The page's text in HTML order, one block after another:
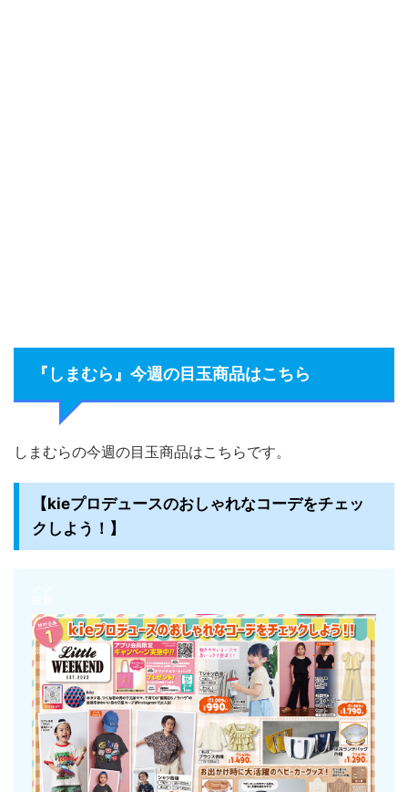
『しまむら』今週の目玉商品はこちら
しまむらの今週の目玉商品はこちらです。
【kieプロデュースのおしゃれなコーデをチェッ
クしよう！】